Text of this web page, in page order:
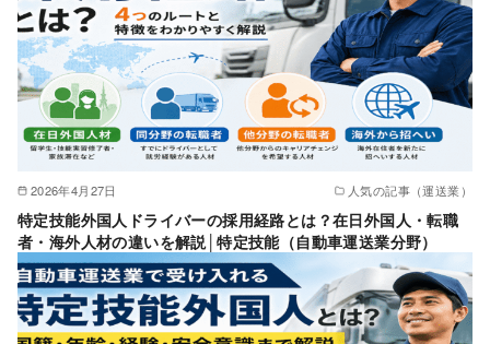
2026年4月27日 人気の記事（運送業）
特定技能外国人ドライバーの採用経路とは？在日外国人・転職
者・海外人材の違いを解説│特定技能（自動車運送業分野）